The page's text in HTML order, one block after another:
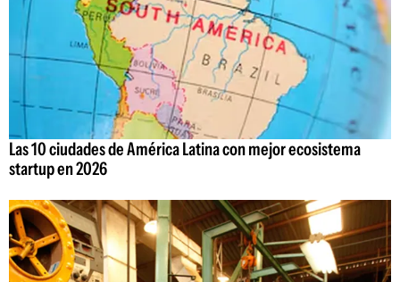
Las 10 ciudades de América Latina con mejor ecosistema
startup en 2026